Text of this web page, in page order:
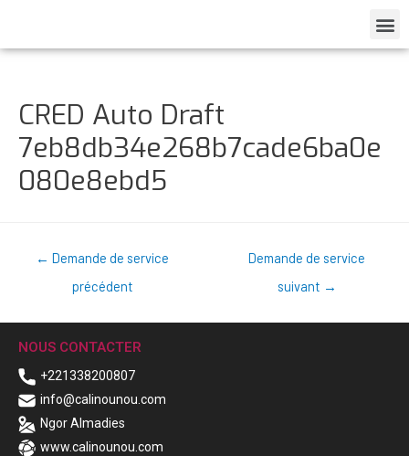
CRED Auto Draft
7eb8db34e268b7cade6ba0e
080e8ebd5
← Demande de service
précédent
Demande de service
suivant →
NOUS CONTACTER
+221338200807
info@calinounou.com
Ngor Almadies
www.calinounou.com